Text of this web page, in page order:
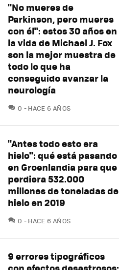
"No mueres de
Parkinson, pero mueres
con él": estos 30 años en
la vida de Michael J. Fox
son la mejor muestra de
todo lo que ha
conseguido avanzar la
neurología
0 COMENTARIOS
HACE 6 AÑOS
"Antes todo esto era
hielo": qué está pasando
en Groenlandia para que
perdiera 532.000
millones de toneladas de
hielo en 2019
0 COMENTARIOS
HACE 6 AÑOS
9 errores tipográficos